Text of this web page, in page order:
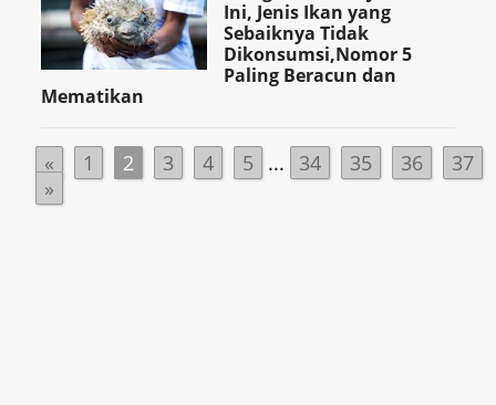
Ini, Jenis Ikan yang
Sebaiknya Tidak
Dikonsumsi,Nomor 5
Paling Beracun dan
Mematikan
« 1 2 3 4 5 ... 34 35 36
37
»